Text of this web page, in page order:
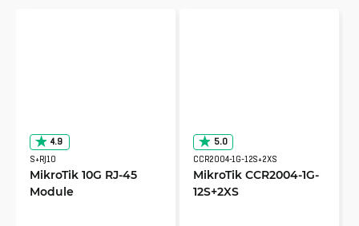
4.9
S+RJ10
MikroTik 10G RJ-45
Module
5.0
CCR2004-1G-12S+2XS
MikroTik CCR2004-1G-
12S+2XS